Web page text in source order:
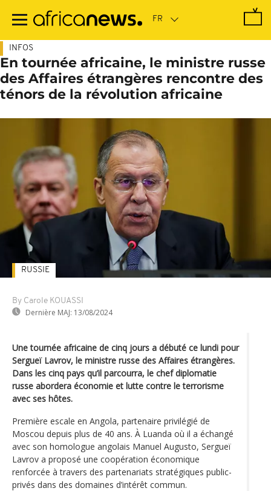
contenu
INFOS
En tournée africaine, le ministre russe
des Affaires étrangères rencontre des
ténors de la révolution africaine
By Carole KOUASSI
Dernière MAJ: 13/08/2024
RUSSIE
Une tournée africaine de cinq jours a débuté ce lundi pour
Sergueï Lavrov, le ministre russe des Affaires étrangères.
Dans les cinq pays qu’il parcourra, le chef diplomatie
russe abordera économie et lutte contre le terrorisme
avec ses hôtes.
Première escale en Angola, partenaire privilégié de
Moscou depuis plus de 40 ans. À Luanda où il a échangé
avec son homologue angolais Manuel Augusto, Sergueï
Lavrov a proposé une coopération économique
renforcée à travers des partenariats stratégiques public-
privés dans des domaines d’intérêt commun.